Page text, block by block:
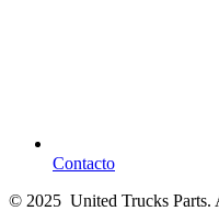
Contacto
© 2025 United Trucks Parts.